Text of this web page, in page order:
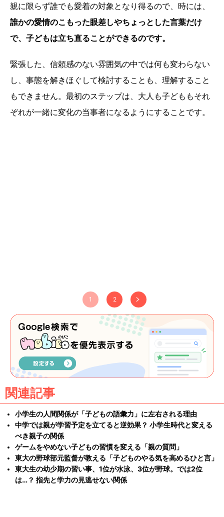
親に限らず誰でも愛着の対象となり得るので、時には、
誰かの愛情のこもった眼差しやちょっとした言葉だけ
で、子どもは立ち直ることができるのです。
緊張した、信頼感のない雰囲気の中では何も変わらない
し、事態を解きほぐして検討することも、理解すること
もできません。最初のステップは、大人も子どももそれ
ぞれが一緒に変化の当事者になるようにすることです。
1 2
関連記事
小学生の人間関係が「子どもの語彙力」に左右される理由
中学では親が学習予定を立てると逆効果？ 小学生時代と変える
べき親子の関係
ゲームをやめない子どもの習慣を変える「親の質問」
東大の野球部元監督が教える「子どものやる気を高めるひと言」
東大生の幼少期の習い事、1位が水泳、3位が野球。では2位
は…？ 指先と学力の見逃せない関係